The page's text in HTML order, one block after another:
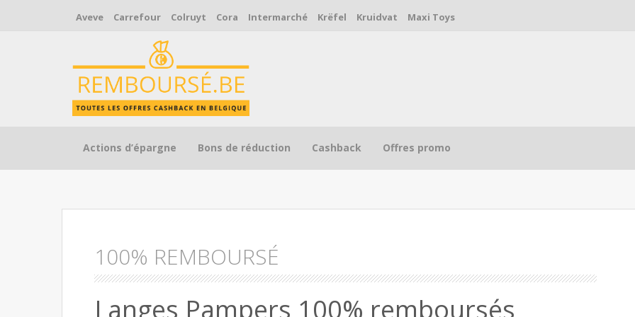
Aveve Carrefour Colruyt Cora Intermarché Krëfel Kruidvat Maxi Toys
Skip to content
Actions d’épargne Bons de réduction Cashback Offres promo
100% REMBOURSÉ
Langes Pampers 100% remboursés